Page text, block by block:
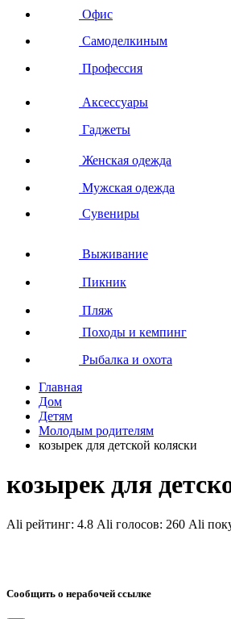
Офис
Самоделкиным
Профессия
Аксессуары
Гаджеты
Женская одежда
Мужская одежда
Сувениры
Выживание
Пикник
Пляж
Походы и кемпинг
Рыбалка и охота
Главная
Дом
Детям
Молодым родителям
козырек для детской коляски
козырек для
Ali рейтинг: 4.8 Ali голосов: 260 Ali
Сообщить о нерабочей ссылке